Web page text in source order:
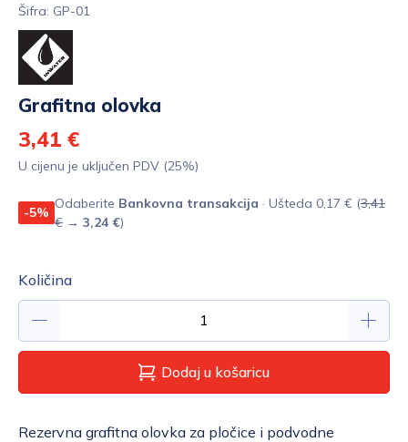
Šifra: GP-01
Grafitna olovka
3,41 €
U cijenu je uključen PDV (25%)
-5%
Odaberite Bankovna transakcija · Ušteda 0,17 € (3,41
€ → 3,24 €)
Količina
Dodaj u košaricu
Rezervna grafitna olovka za pločice i podvodne